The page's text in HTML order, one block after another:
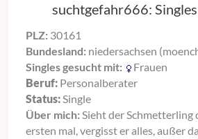
suchtgefahr666:
PLZ: 30161
Bundesland: niedersachsen
Singles gesucht mit:
Frauen
Beruf: Personalberater
Status:Single
Über mich: Sieht der Schmetterling
ersten mal, vergisst er alles, außer